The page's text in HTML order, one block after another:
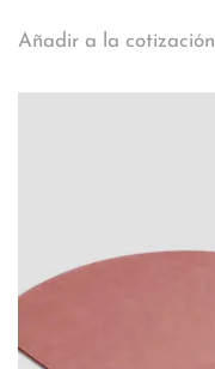
Añadir a la cotización